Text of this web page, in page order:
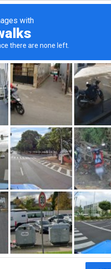
SERVICIOS
Tagged
Home Mountain